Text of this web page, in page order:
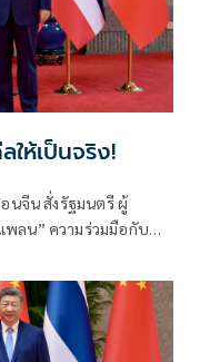
ห้เป็นจริง!
ลน” ความร่วมมือกับ
ารท่องเที่ยว เทคโนโลยี
เมืองฝ่าวิกฤตโลกไร้
เศรษฐกิจกระจายตัว